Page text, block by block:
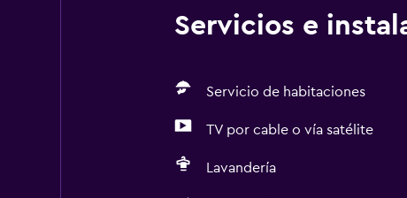
Servicios e
Servicio de habitaciones
TV por cable o vía satélite
Lavandería